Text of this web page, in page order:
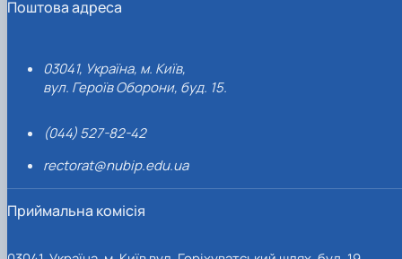
Поштова адреса
03041, Україна, м. Київ,
вул. Героїв Оборони, буд. 15.
(044) 527-82-42
rectorat@nubip.edu.ua
Приймальна комісія